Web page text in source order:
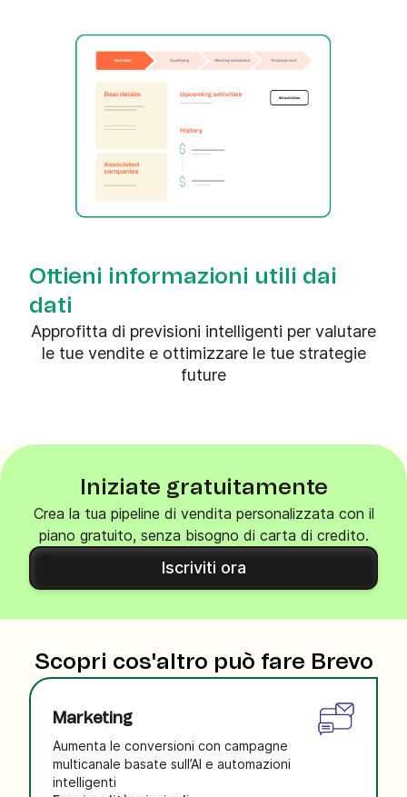
Ottieni informazioni utili dai
dati
Approfitta di previsioni intelligenti per valutare
le tue vendite e ottimizzare le tue strategie
future
Iniziate gratuitamente
Crea la tua pipeline di vendita personalizzata con il
piano gratuito, senza bisogno di carta di credito.
Iscriviti ora
Scopri cos'altro può fare Brevo
Marketing
Aumenta le conversioni con campagne
multicanale basate sull’AI e automazioni
intelligenti